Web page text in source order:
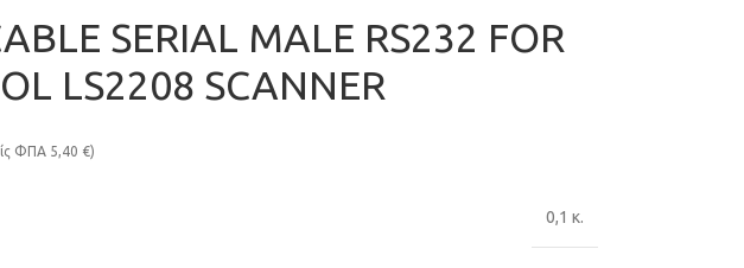
SERIAL MALE RS232 FOR
LS2208 SCANNER
ΦΠΑ 5,40 €)
0,1 κ.